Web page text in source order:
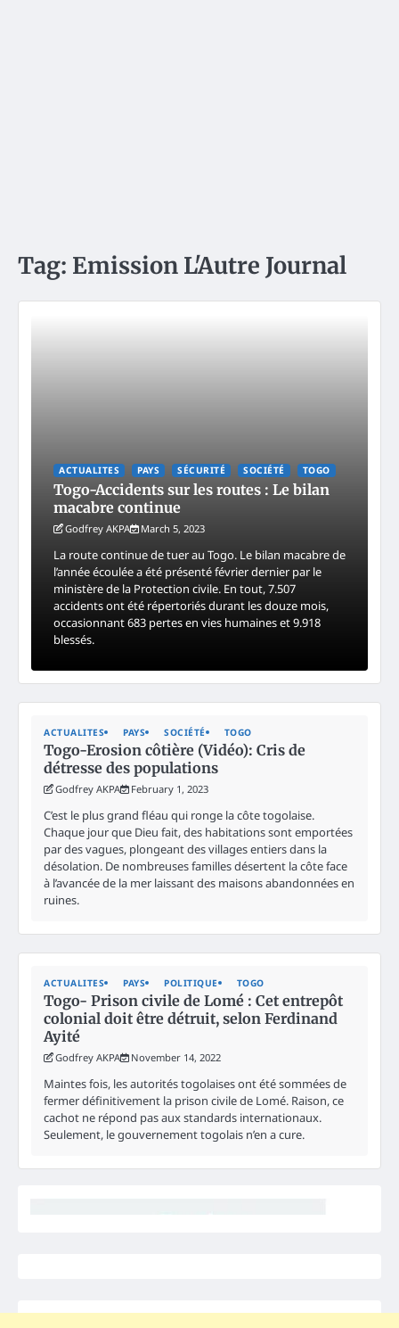
Tag: Emission L'Autre Journal
ACTUALITES PAYS SÉCURITÉ SOCIÉTÉ TOGO
Togo-Accidents sur les routes : Le bilan
macabre continue
Godfrey AKPA March 5, 2023
La route continue de tuer au Togo. Le bilan macabre de
l’année écoulée a été présenté février dernier par le
ministère de la Protection civile. En tout, 7.507
accidents ont été répertoriés durant les douze mois,
occasionnant 683 pertes en vies humaines et 9.918
blessés.
ACTUALITES PAYS SOCIÉTÉ TOGO
Togo-Erosion côtière (Vidéo): Cris de
détresse des populations
Godfrey AKPA February 1, 2023
C’est le plus grand fléau qui ronge la côte togolaise.
Chaque jour que Dieu fait, des habitations sont emportées
par des vagues, plongeant des villages entiers dans la
désolation. De nombreuses familles désertent la côte face
à l’avancée de la mer laissant des maisons abandonnées en
ruines.
ACTUALITES PAYS POLITIQUE TOGO
Togo- Prison civile de Lomé : Cet entrepôt
colonial doit être détruit, selon Ferdinand
Ayité
Godfrey AKPA November 14, 2022
Maintes fois, les autorités togolaises ont été sommées de
fermer définitivement la prison civile de Lomé. Raison, ce
cachot ne répond pas aux standards internationaux.
Seulement, le gouvernement togolais n’en a cure.